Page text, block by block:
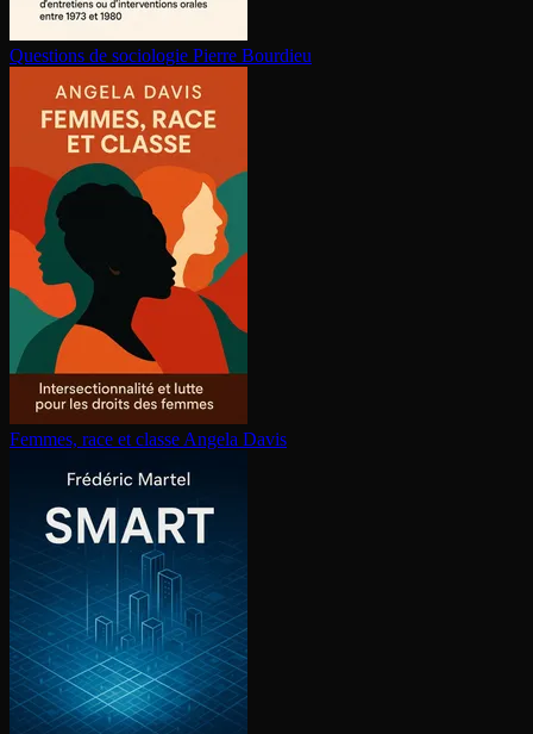
Questions de sociologie Pierre Bourdieu
Femmes, race et classe Angela Davis